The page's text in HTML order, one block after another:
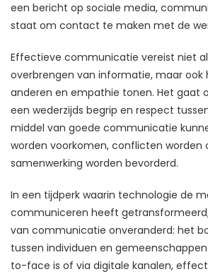
een bericht op sociale media,
staat om contact te maken met de
Effectieve communicatie vereist niet
overbrengen van informatie, maar ook
anderen en empathie tonen. Het gaat
een wederzijds begrip en respect
middel van goede communicatie
worden voorkomen, conflicten worden
samenwerking worden bevorderd.
In een tijdperk waarin technologie de
communiceren heeft
van communicatie onveranderd: het
tussen individuen en
to-face is of via digitale kanalen,